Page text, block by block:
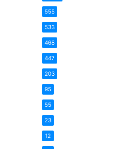
555
533
468
447
203
95
55
23
12